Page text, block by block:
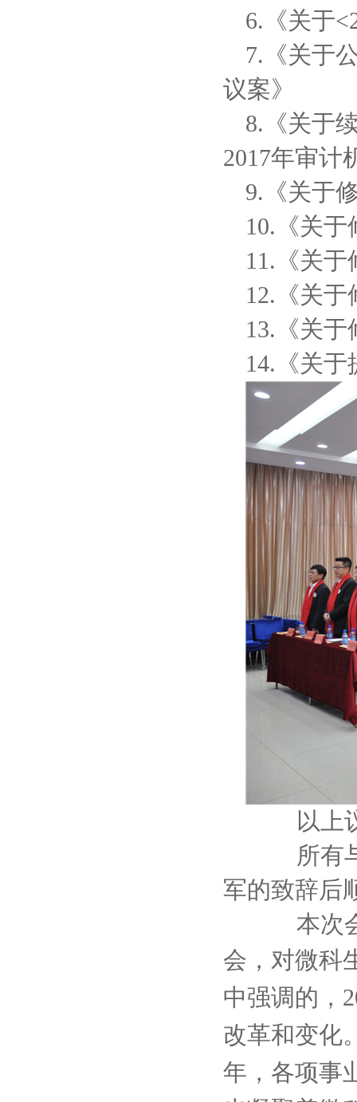
6.《关于
7.《关于
议案》
8.《关于
2017年审计
9.《关于
10.《关
11.《关
12.《关
13.《关
14.《关
以上议
所有与
军的致辞后
本次
会，对微科
中强调的，
改革和变化
年，各项事